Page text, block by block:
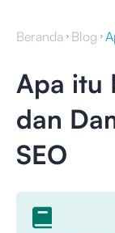
Beranda Blog
Apa itu
dan
SEO